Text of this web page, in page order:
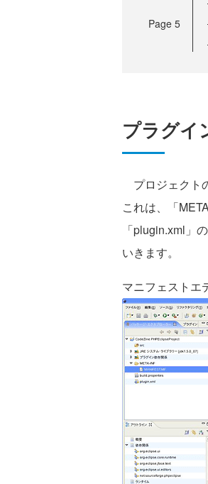
Page 5
プラグイ
プロジェクト
これは、「
「plugin.xml」
いきます。
マニフェストエ